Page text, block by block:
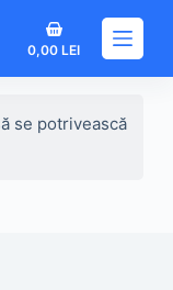
Coș
de
0,00LEI
se potrivească